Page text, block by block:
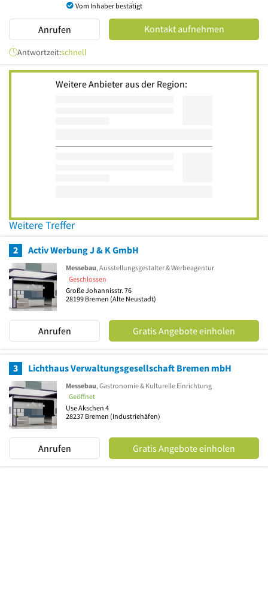
Vom Inhaber bestätigt
Anrufen Kontakt aufnehmen
Antwortzeit:schnell
Weitere Anbieter aus der Region:
Weitere Treffer
2 Activ Werbung J & K GmbH
Messebau, Ausstellungsgestalter & Werbeagentur
Geschlossen
Große Johannisstr. 76
28199 Bremen (Alte Neustadt)
Anrufen Gratis Angebote einholen
3 Lichthaus Verwaltungsgesellschaft Bremen mbH
Messebau, Gastronomie & Kulturelle Einrichtung
Geöffnet
Use Akschen 4
28237 Bremen (Industriehäfen)
Anrufen Gratis Angebote einholen